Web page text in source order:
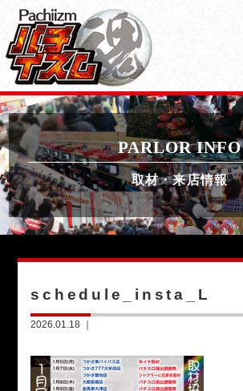
PARLOR INFO
取材・来店情報
schedule_insta_L
2026.01.18 ｜